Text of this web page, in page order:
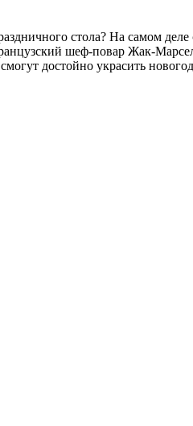
стола? На самом
шеф-повар Жак-
достойно украсить